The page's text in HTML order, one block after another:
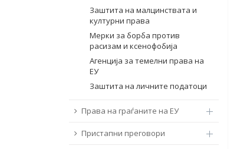
Заштита на малцинствата и
културни права
Мерки за борба против
расизам и ксенофобија
Агенција за темелни права на
ЕУ
Заштита на личните податоци
Права на граѓаните на ЕУ
Пристапни преговори